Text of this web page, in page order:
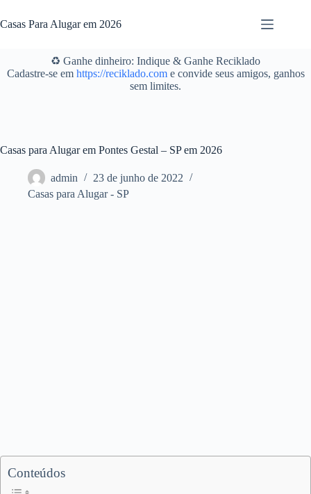
para
o
Casas Para Alugar em 2026
♻️ Ganhe dinheiro: Indique & Ganhe Reciklado
Cadastre-se em https://reciklado.come convide seus amigos, ganhos
sem limites.
Casas para Alugar em Pontes Gestal – SP em 2026
admin
23 de junho de 2022
Casas para Alugar - SP
Conteúdos